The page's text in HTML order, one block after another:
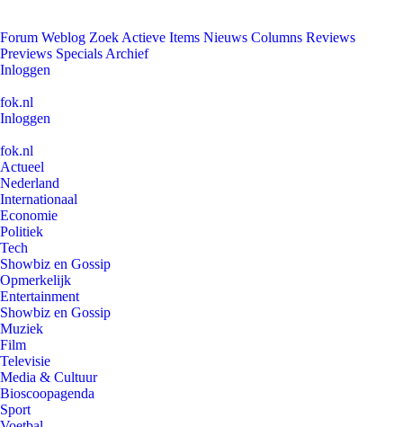
Forum Weblog Zoek Actieve Items Nieuws Columns Reviews
Previews Specials Archief
Inloggen
fok.nl
Inloggen
fok.nl
Actueel
Nederland
Internationaal
Economie
Politiek
Tech
Showbiz en Gossip
Opmerkelijk
Entertainment
Showbiz en Gossip
Muziek
Film
Televisie
Media & Cultuur
Bioscoopagenda
Sport